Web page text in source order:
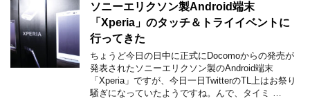
ソニーエリクソン製Android端末
「Xperia」のタッチ＆トライイベントに
行ってきた
ちょうど今日の日中に正式にDocomoからの発売が
発表されたソニーエリクソン製のAndroid端末
「Xperia」ですが、今日一日TwitterのTL上はお祭り
騒ぎになっていたようですね。んで、タイミ …